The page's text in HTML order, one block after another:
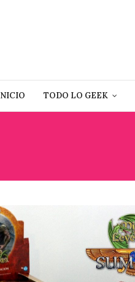
TODO LO GEEK